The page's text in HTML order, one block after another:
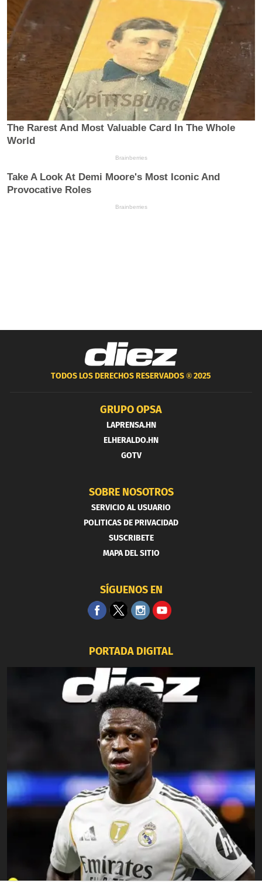
TODOS LOS DERECHOS RESERVADOS ®2025
GRUPO OPSA
LAPRENSA.HN
ELHERALDO.HN
GOTV
SOBRE NOSOTROS
SERVICIO AL USUARIO
POLITICAS DE PRIVACIDAD
SUSCRIBETE
MAPA DEL SITIO
SÍGUENOS EN
PORTADA DIGITAL